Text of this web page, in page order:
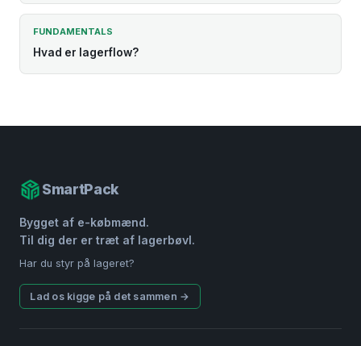
FUNDAMENTALS
Hvad er lagerflow?
SmartPack
Bygget af e-købmænd.
Til dig der er træt af lagerbøvl.
Har du styr på lageret?
Lad os kigge på det sammen →